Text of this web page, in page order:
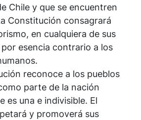
Chile y que se encuentren
Constitución consagrará
en cualquiera de sus
esencia contrario a los
reconoce a los pueblos
parte de la nación
es una e indivisible. El
y promoverá sus